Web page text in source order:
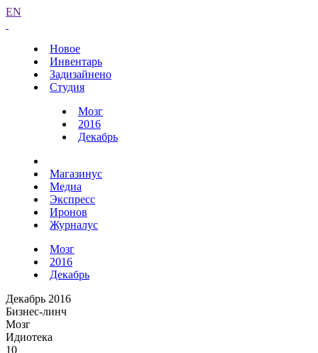
EN
Новое
Инвентарь
Задизайнено
Студия
Мозг
2016
Декабрь
Магазинус
Медиа
Экспресс
Иронов
Журналус
Мозг
2016
Декабрь
Декабрь 2016
Бизнес-линч
Мозг
Идиотека
10